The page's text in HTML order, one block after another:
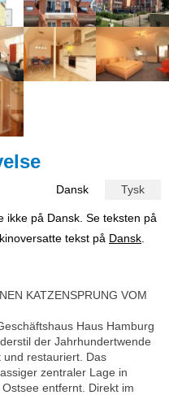
Dansk Tysk
på Dansk. Se teksten på
tekst på Dansk
KATZENSPRUNG VOM
Haus Hamburg
der Jahrhundertwende
restauriert. Das
zentraler Lage in
entfernt. Direkt im